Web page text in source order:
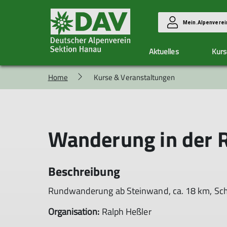
Aktuelles
Aktuelle Berichte Ausbildung & Touren
Anmeldung
Allgemeine Bedingungen
Unsere Gruppen
Hüttenteam
Klimaschutzteam
Seilschaft Hanau
Kletterzentrum Hanau
Hallendienste
Vorteile Mitglied werden
Home Kurse & Veranstaltungen
Wanderung in der
Beschreibung
Rundwanderung ab Steinwand, ca. 18 km,
Organisation: Ralph Heßler